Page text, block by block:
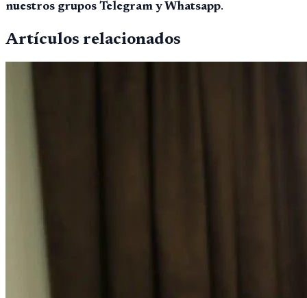
nuestros grupos Telegram y Whatsapp.
Artículos relacionados